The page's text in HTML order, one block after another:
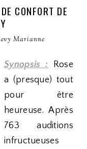
CONFORT DE
Marianne
Synopsis : Rose
a (presque) tout
pour être
heureuse. Après
763 auditions
infructueuses